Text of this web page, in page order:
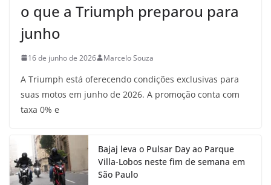
o que a Triumph preparou para
junho
16 de junho de 2026 Marcelo Souza
A Triumph está oferecendo condições exclusivas para
suas motos em junho de 2026. A promoção conta com
taxa 0% e
Bajaj leva o Pulsar Day ao Parque
Villa-Lobos neste fim de semana em
São Paulo